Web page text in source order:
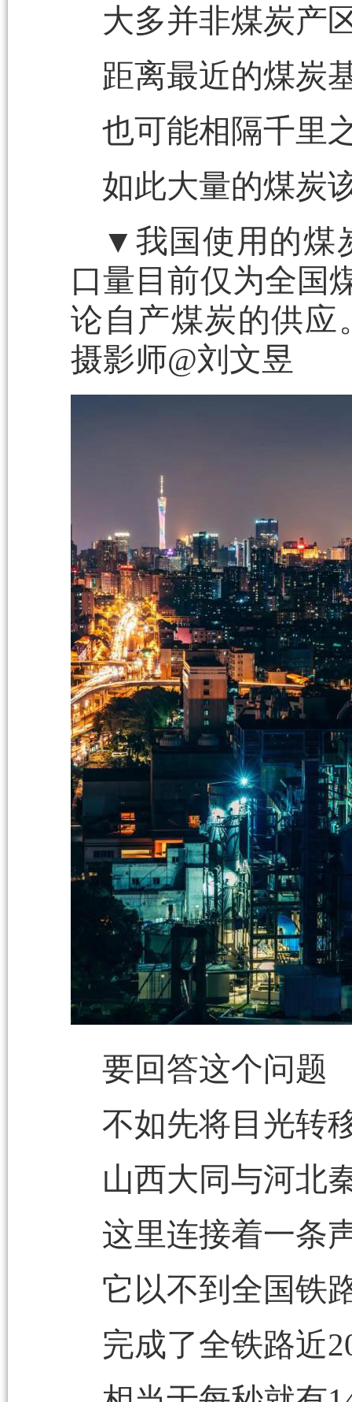
大多并非煤炭产
距离最近的煤炭
也可能相隔千里
如此大量的煤炭
▼我国使用的煤
口量目前仅为全国
论自产煤炭的供应
摄影师@刘文昱
要回答这个问题
不如先将目光转
山西大同与河北
这里连接着一条
它以不到全国铁
完成了全铁路近